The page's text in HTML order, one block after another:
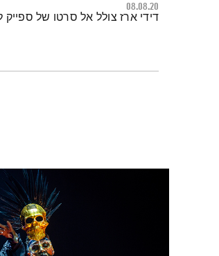
08.08.20
תמצית הפודקאסט
דידי ארז צולל אל סרטו של ספייק